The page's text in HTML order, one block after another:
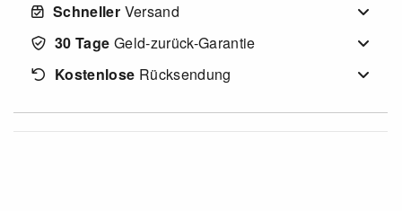
Schneller Versand
30 Tage Geld-zurück-Garantie
Kostenlose Rücksendung